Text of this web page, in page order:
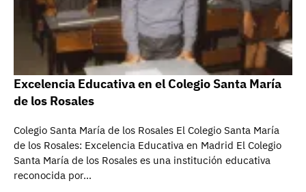
Excelencia Educativa en el Colegio Santa María
de los Rosales
Colegio Santa María de los Rosales El Colegio Santa María
de los Rosales: Excelencia Educativa en Madrid El Colegio
Santa María de los Rosales es una institución educativa
reconocida por…